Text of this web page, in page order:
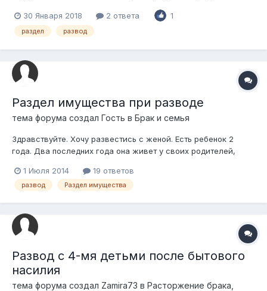
положено внесли первоначалку 50%,из которых 20%
депозит 30% помогли родственники мужа. Квартиру
30 Января 2018 2 ответа 1
раздел развод
Раздел имущества при разводе
тема форума создал Гость в Брак и семья
Здравствуйте. Хочу развестись с женой. Есть ребенок 2
года. Два последних года она живет у своих родителей,
имущества. Имеется машина оформленная на нее (примерно
2 000 000 тг) И депозит в ЖилстройСберБанке ( 3 000 000
1 Июля 2014 19 ответов
развод Раздел имущества
Развод с 4-мя детьми после бытового
насилия
тема форума создал Zamira73 в Расторжение брака,